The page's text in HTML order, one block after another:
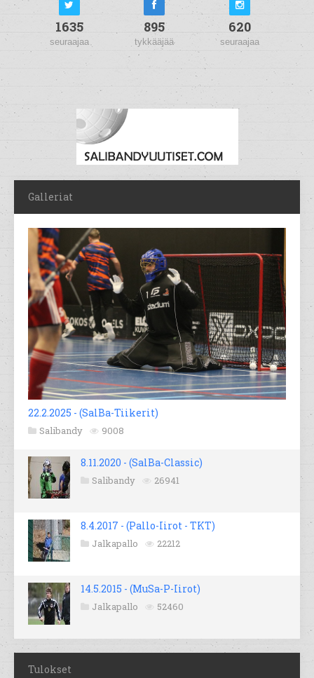
1635
seuraajaa
895
tykkääjää
620
seuraajaa
Galleriat
22.2.2025 - (SalBa-Tiikerit)
Salibandy 9008
8.11.2020 - (SalBa-Classic)
Salibandy 26941
8.4.2017 - (Pallo-Iirot - TKT)
Jalkapallo 22212
14.5.2015 - (MuSa-P-Iirot)
Jalkapallo 52460
Tulokset